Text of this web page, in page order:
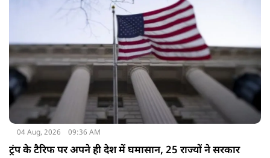
04 Aug, 2026 09:36 AM
ट्रंप के टैरिफ पर अपने ही देश में घमासान, 25 राज्यों ने सरकार